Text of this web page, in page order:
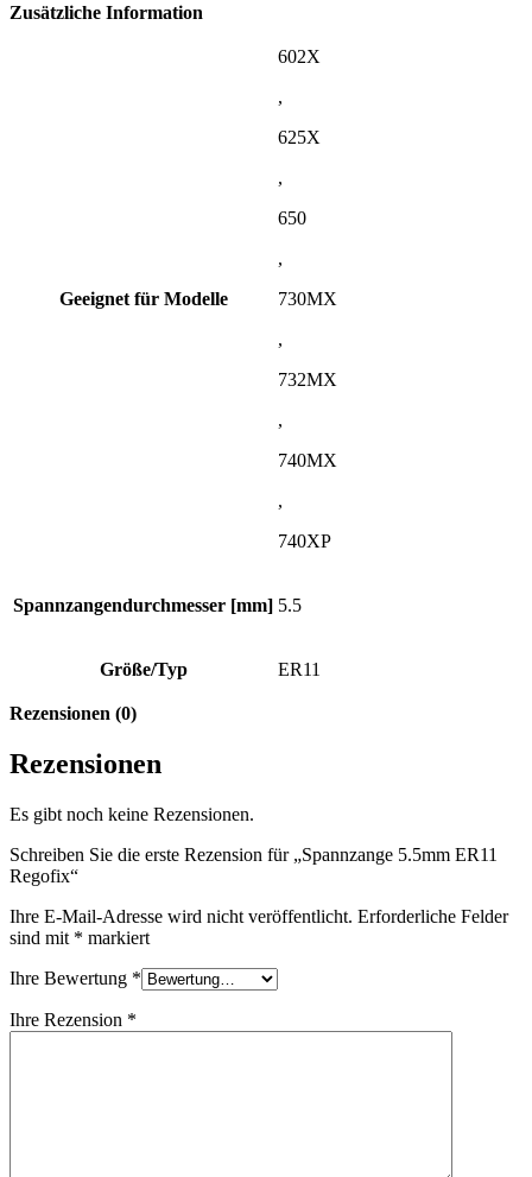
Zusätzliche Information
Geeignet für Modelle
602X
,
625X
,
650
,
730MX
,
732MX
,
740MX
,
740XP
Spannzangendurchmesser [mm] 5.5
Größe/Typ ER11
Rezensionen (0)
Rezensionen
Es gibt noch keine Rezensionen.
Schreiben Sie die erste Rezension für „Spannzange 5.5mm ER11
Regofix“
Ihre E-Mail-Adresse wird nicht veröffentlicht. Erforderliche Felder
sind mit * markiert
Ihre Bewertung *
Ihre Rezension *